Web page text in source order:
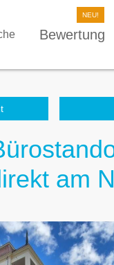
Bewertung
am